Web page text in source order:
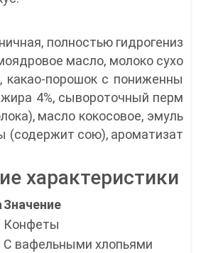
полностью гидрогениз
масло, молоко сухо
какао-порошок с пониженны
4%, сывороточный перм
масло кокосовое, эмуль
(содержит сою), ароматизат
характеристики
Значение
Конфеты
С вафельными хлопьями